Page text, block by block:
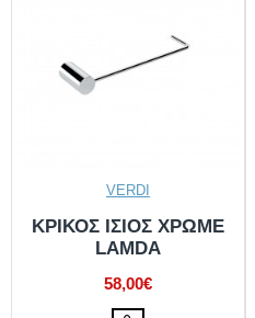
VERDI
ΚΡΙΚΟΣ ΙΣΙΟΣ ΧΡΩΜΕ
LAMDA
58,00€